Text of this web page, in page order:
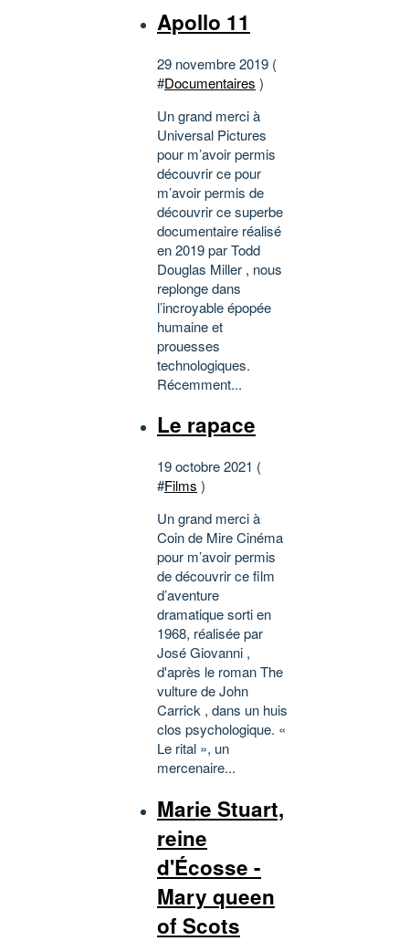
Apollo 11
29 novembre 2019 (
#Documentaires )
Un grand merci à
Universal Pictures
pour m’avoir permis
découvrir ce pour
m’avoir permis de
découvrir ce superbe
documentaire réalisé
en 2019 par Todd
Douglas Miller , nous
replonge dans
l’incroyable épopée
humaine et
prouesses
technologiques.
Récemment...
Le rapace
19 octobre 2021 (
#Films )
Un grand merci à
Coin de Mire Cinéma
pour m’avoir permis
de découvrir ce film
d’aventure
dramatique sorti en
1968, réalisée par
José Giovanni ,
d'après le roman The
vulture de John
Carrick , dans un huis
clos psychologique. «
Le rital », un
mercenaire...
Marie Stuart,
reine
d'Écosse -
Mary queen
of Scots